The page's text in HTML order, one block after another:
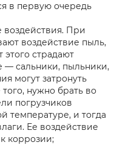
в первую очередь
При
воздействие пыль,
этого страдают
сальники, пыльники,
могут затронуть
нужно брать во
погрузчиков
температуре, и тогда
Ее воздействие
коррозии;